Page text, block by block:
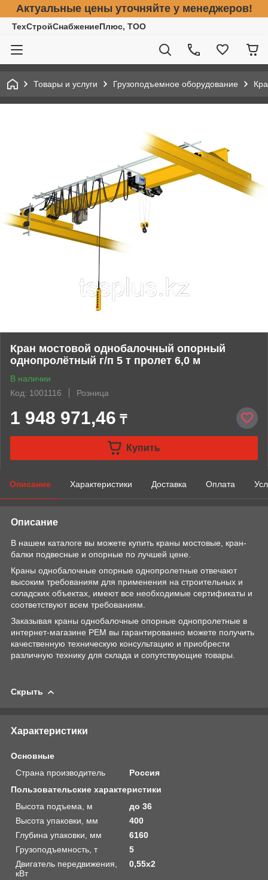
Актуальные цены уточняйте у менеджеров!
ТехСтройСнабжениеПлюс, ТОО
Товары и услуги Грузоподъемное оборудование
Кран мостовой однобалочный опорный
однопролётный г/п 5 т пролет 6,0 м
В наличии
Код: 1001116
Розница
1 948 971,46 ₸
Купить
Описание Характеристики Доставка Оплата
Описание
В нашем каталоге вы можете купить краны мостовые, кран-
балки подвесные и опорные по лучшей цене.
Краны однобалочные опорные однопролетные отвечают
высоким требованиям для применения на строительных и
складских объектах, имеют все необходимые сертификаты и
соответствуют всем требованиям.
Заказывая краны однобалочные опорные однопролетные в
интернет-магазине РЕМ вы гарантированно можете получить
качественную техническую консультацию и приобрести
различную технику для склада и сопутствующие товары.
Скрыть
Характеристики
Основные
Страна производитель
Россия
Пользовательские характеристики
Высота подъема, м
до 36
Высота упаковки, мм
400
Глубина упаковки, мм
6160
Грузоподъемность, т
5
Двигатель передвижения,
кВт
0,55х2